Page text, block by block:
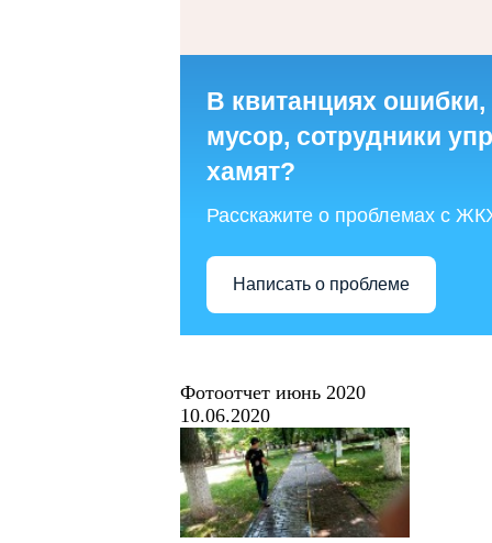
В квитанциях
мусор, сотрудники
хамят?
Расскажите о проблемах с
Написать о проблеме
Фотоотчет июнь 2020
10.06.2020